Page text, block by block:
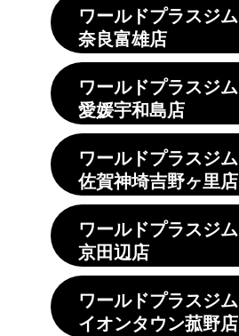
ワールドプラスジム
奈良富雄店
ワールドプラスジム
愛媛宇和島店
ワールドプラスジム
佐賀神埼吉野ヶ里店
ワールドプラスジム
京田辺店
ワールドプラスジム
イオンタウン菰野店